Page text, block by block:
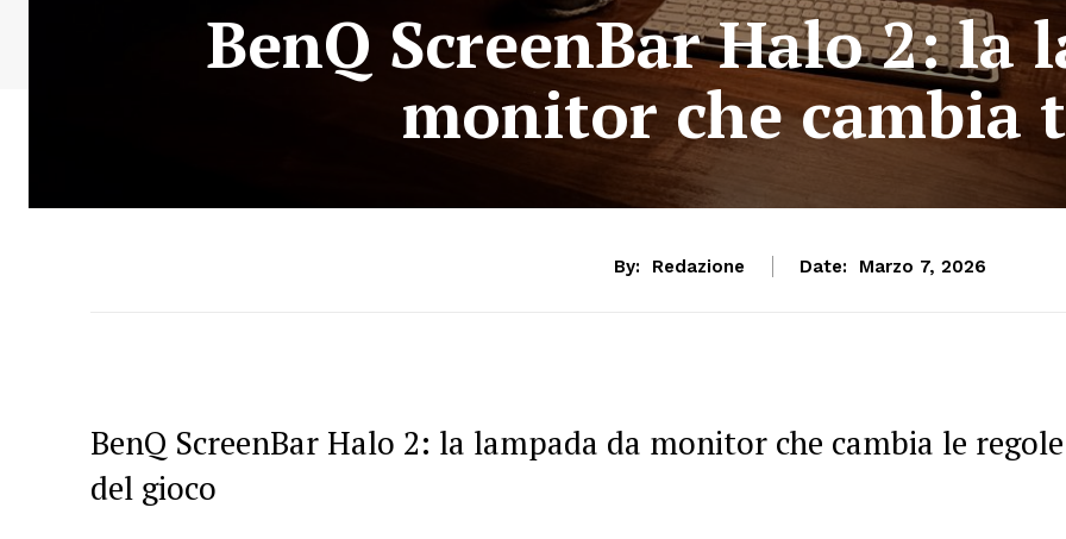
BenQ ScreenBar Halo 2: la
monitor che cambia
By: Redazione Date: Marzo 7, 2026
BenQ ScreenBar Halo 2: la lampada da monitor che cambia le regole
del gioco